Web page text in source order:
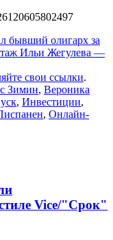
бывший олигарх за
Ильи Жегулева —
свои ссылки.
Зимин, Вероника
, Инвестиции,
, Онлайн-
Vice/"Срок"